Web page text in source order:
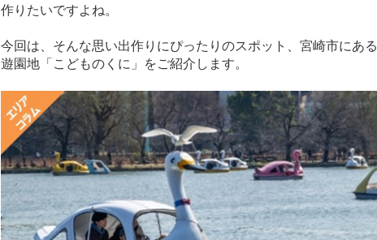
作りたいですよね。
今回は、そんな思い出作りにぴったりのスポット、宮崎市にある
遊園地「こどものくに」をご紹介します。